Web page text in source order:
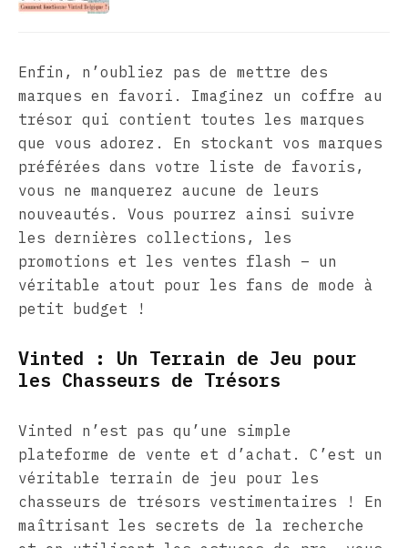
Enfin, n’oubliez pas de mettre des
marques en favori. Imaginez un coffre au
trésor qui contient toutes les marques
que vous adorez. En stockant vos marques
préférées dans votre liste de favoris,
vous ne manquerez aucune de leurs
nouveautés. Vous pourrez ainsi suivre
les dernières collections, les
promotions et les ventes flash – un
véritable atout pour les fans de mode à
petit budget !
Vinted : Un Terrain de Jeu pour
les Chasseurs de Trésors
Vinted n’est pas qu’une simple
plateforme de vente et d’achat. C’est un
véritable terrain de jeu pour les
chasseurs de trésors vestimentaires ! En
maîtrisant les secrets de la recherche